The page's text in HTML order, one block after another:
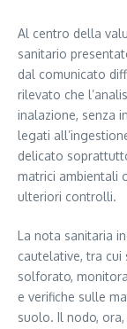
Al centro della
sanitario
dal comunicato
rilevato che
inalazione, senza
legati
delicato
matrici ambientali
ulteriori controlli.
La nota sanitaria
cautelative, tra
solforato,
e verifiche sulle
suolo. Il nodo,